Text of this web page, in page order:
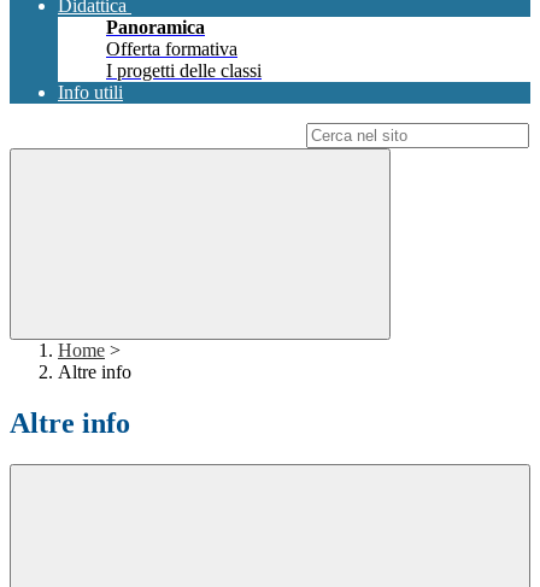
Didattica
Panoramica
Offerta formativa
I progetti delle classi
Info utili
Home >
Altre info
Altre info